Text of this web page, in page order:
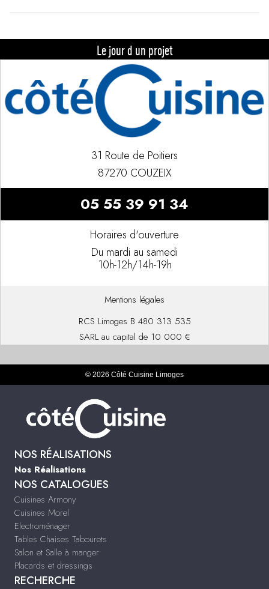
Le jour d un projet
31 Route de Poitiers
87270 COUZEIX
05 55 39 91 34
Horaires d'ouverture
Du mardi au samedi
10h-12h/14h-19h
Mentions légales
RCS Limoges B 480 313 535
SARL au capital de 10 000 €
© 2026 Côté Cuisine Limoges
NOS RÉALISATIONS
Nos Réalisations
NOS CATALOGUES
Cuisines Armony
Cuisines Morel
Electroménager
Tables Chaises Tabourets
Salon et Salle à manger
Placards et dressings
RECHERCHE